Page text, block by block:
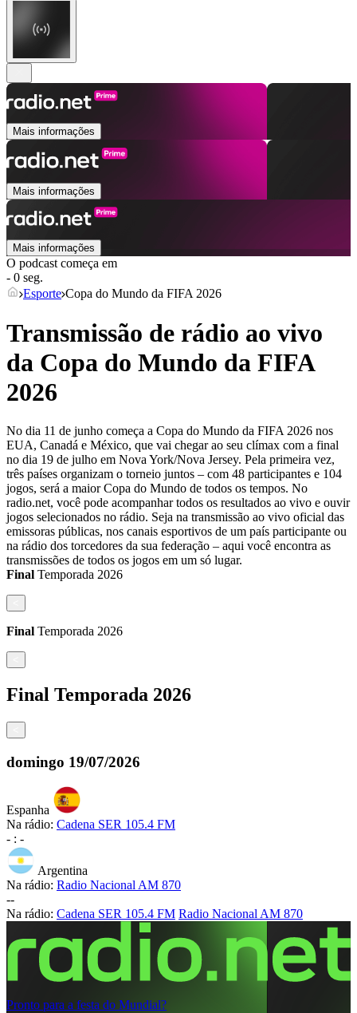
Mais informações
Mais informações
Mais informações
O podcast começa em
- 0 seg.
Esporte Copa do Mundo da FIFA 2026
Transmissão de rádio ao vivo
da Copa do Mundo da FIFA
2026
No dia 11 de junho começa a Copa do Mundo da FIFA 2026 nos
EUA, Canadá e México, que vai chegar ao seu clímax com a final
no dia 19 de julho em Nova York/Nova Jersey. Pela primeira vez,
três países organizam o torneio juntos – com 48 participantes e 104
jogos, será a maior Copa do Mundo de todos os tempos. No
radio.net, você pode acompanhar todos os resultados ao vivo e ouvir
jogos selecionados no rádio. Seja na transmissão ao vivo oficial das
emissoras públicas, nos canais esportivos de um país participante ou
na rádio dos torcedores da sua federação – aqui você encontra as
transmissões de todos os jogos em um só lugar.
Final Temporada 2026
Final Temporada 2026
Final Temporada 2026
domingo 19/07/2026
Espanha
Na rádio: Cadena SER 105.4 FM
- : -
Argentina
Na rádio: Radio Nacional AM 870
--
Na rádio: Cadena SER 105.4 FM Radio Nacional AM 870
Pronto para a festa do Mundial?